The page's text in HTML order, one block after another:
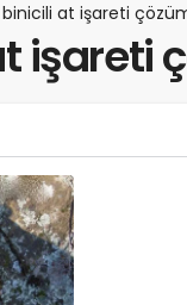
binicili at işareti
işareti